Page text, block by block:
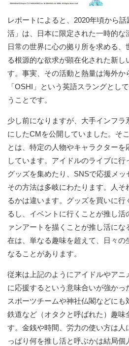
レポートによると、2020年頃から
活」は、日本に限定された一時的な
日常の世界に心の拠り所を求める、
る根源的な欲求が顕在化された新し
す。事実、その活動と熱量は海外か
「OSHI」という英語スラングとし
うことです。
少し前になりますが、大手インフラ
にしたCMを公開していました。そ
とは、特定の人物やキャラクターを
しています。アイドルのライブに
グッズを集めたり、SNSで応援メッ
その方法は多岐にわたります。人そ
るかは違います。グッズを買いに行
るし、イベントに行くことが推し活
ァンアートを描くことが推し活に
在は、単なる趣味を超えて、日々の
なることがあります。
従来は上記のようにアイドルやアニ
に応援するという意味合いが強かっ
スポーツチームや神社仏閣などに
鉄道など（オタクと呼ばれた）趣味
す。金銭や時間、労力の使い方は人
っぱり何を推し活と呼ぶかは結局個